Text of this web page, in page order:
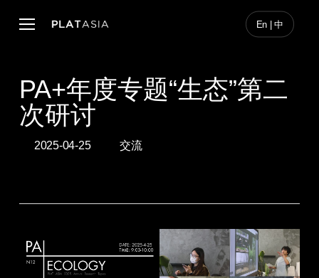
Menu En | 中
PA+年度专题“生态”第二
次研讨
2025-04-25 交流